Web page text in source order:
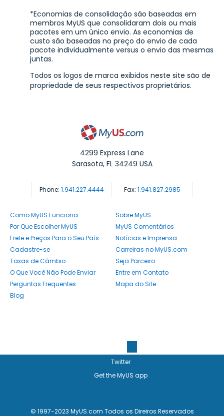
*Economias de consolidação são baseadas em
membros MyUS que consolidaram dois ou mais
pacotes em um único envio. As economias de
custo são baseadas no preço do envio de cada
pacote individualmente versus o envio das mesmas
juntas.
Todos os logos de marca exibidos neste site são de
propriedade de seus respectivos proprietários.
4299 Express Lane
Sarasota,FL 34249 USA
Phone: 1.941.227.4444 Fax: 1.941.827.2985
Como MyUS Funciona
Por Que Escolher MyUS
Frete e Preços Para o Seu País
Cadastre-se
Taxas de Câmbio
O Que Você Não Pode Enviar
Perguntas Frequentes
Blog
Sobre MyUS
MyUS Comentários
Notícias e Imprensa
Carreiras no MyUS.com
Seja Parceiro
Entre em Contato
Mapa do Site
Twitter
Get the MyUS app
© 1997-2023 MyUS.com Todos os Direiros Reservados